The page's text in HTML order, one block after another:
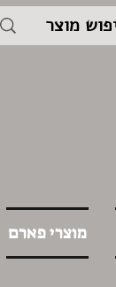
מוצרי פארם